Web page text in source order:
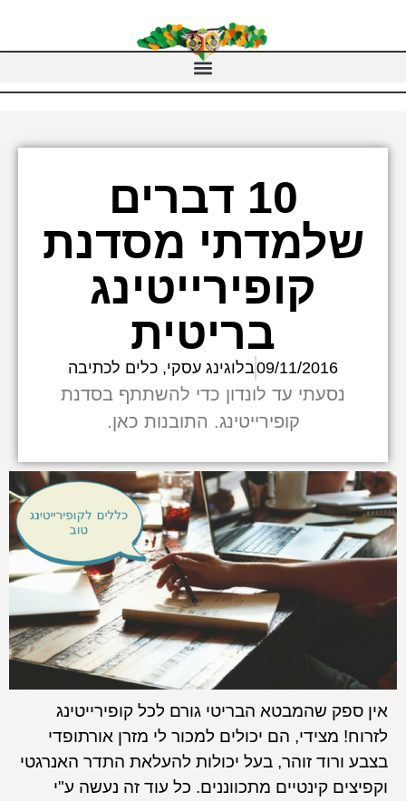
10 דברים
שלמדתי מסדנת
קופירייטינג
בריטית
09/11/2016בלוגינג עסקי, כלים לכתיבה
נסעתי עד לונדון כדי להשתתף בסדנת
קופירייטינג. התובנות כאן.
אין ספק שהמבטא הבריטי גורם לכל קופירייטינג
לזרוח! מצידי, הם יכולים למכור לי מזרן אורתופדי
בצבע ורוד זוהר, בעל יכולות להעלאת התדר האנרגטי
וקפיצים קינטיים מתכווננים. כל עוד זה נעשה ע"י